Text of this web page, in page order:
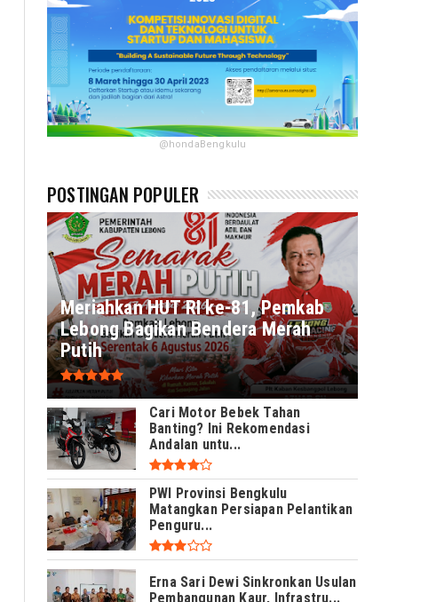
@hondaBengkulu
POSTINGAN POPULER
Meriahkan HUT RI ke-81, Pemkab
Lebong Bagikan Bendera Merah
Putih
Cari Motor Bebek Tahan
Banting? Ini Rekomendasi
Andalan untu...
PWI Provinsi Bengkulu
Matangkan Persiapan Pelantikan
Penguru...
Erna Sari Dewi Sinkronkan Usulan
Pembangunan Kaur, Infrastru...